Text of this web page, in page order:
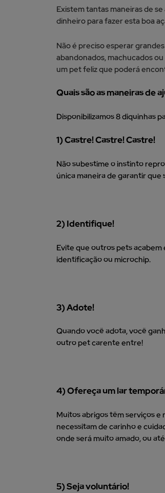
Existem tantas maneiras de
dinheiro para fazer esta boa
Não é preciso esperar
abandonados, machucados
um pet feliz que poderá
Quais são as maneiras de
Disponibilizamos 8 diquinhas
1) Castre! Castre! Castre!
Não subestime o instinto
única maneira de garantir
2) Identifique!
Evite que outros pets acabem
identificação ou microchip.
3) Adote!
Quando você adota, você
outro pet carente entre!
4) Ofereça um lar
Muitos abrigos têm serviços
necessitam de carinho e
onde será muito amado, ou
5) Seja voluntário!